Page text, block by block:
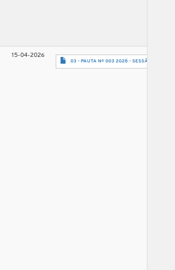
15-04-2026
03 - PAUTA Nº 003 2026 - SESSÃO